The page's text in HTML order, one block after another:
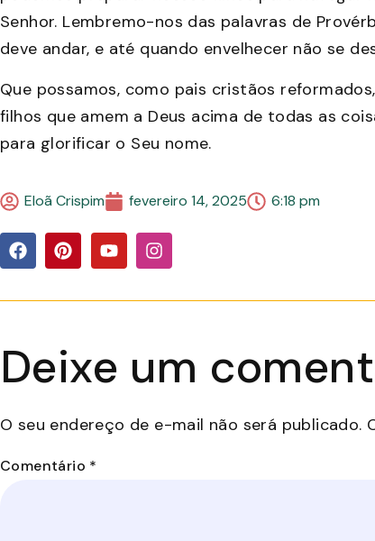
Senhor. Lembremo-nos das palavras de
deve andar, e até quando envelhecer não se
Que possamos, como pais cristãos
filhos que amem a Deus acima de todas as
para glorificar o Seu nome.
Eloã Crispim fevereiro 14, 2025 6:18 pm
Deixe um
O seu endereço de e-mail não será publicado.
Comentário *